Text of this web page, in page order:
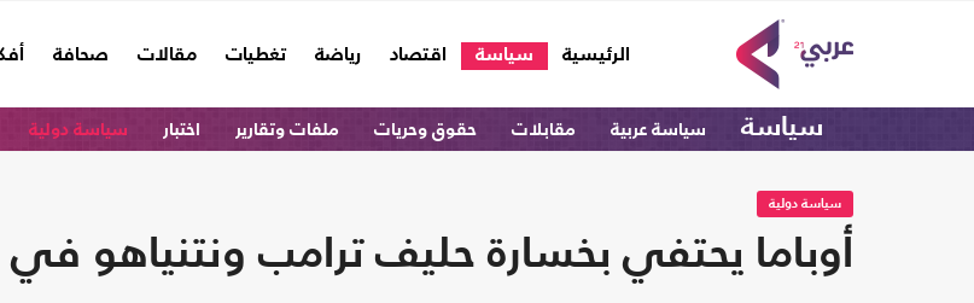
الرئيسية
(current) سياسة اقتصاد رياضة تغطيات مقالات صحافة
سياسة سياسة عربية مقابلات حقوق وحريات ملفات وتقارير اختبار سياسة دولية
سياسة دولية
أوباما يحتفي بخسارة حليف ترامب ونتنياهو في